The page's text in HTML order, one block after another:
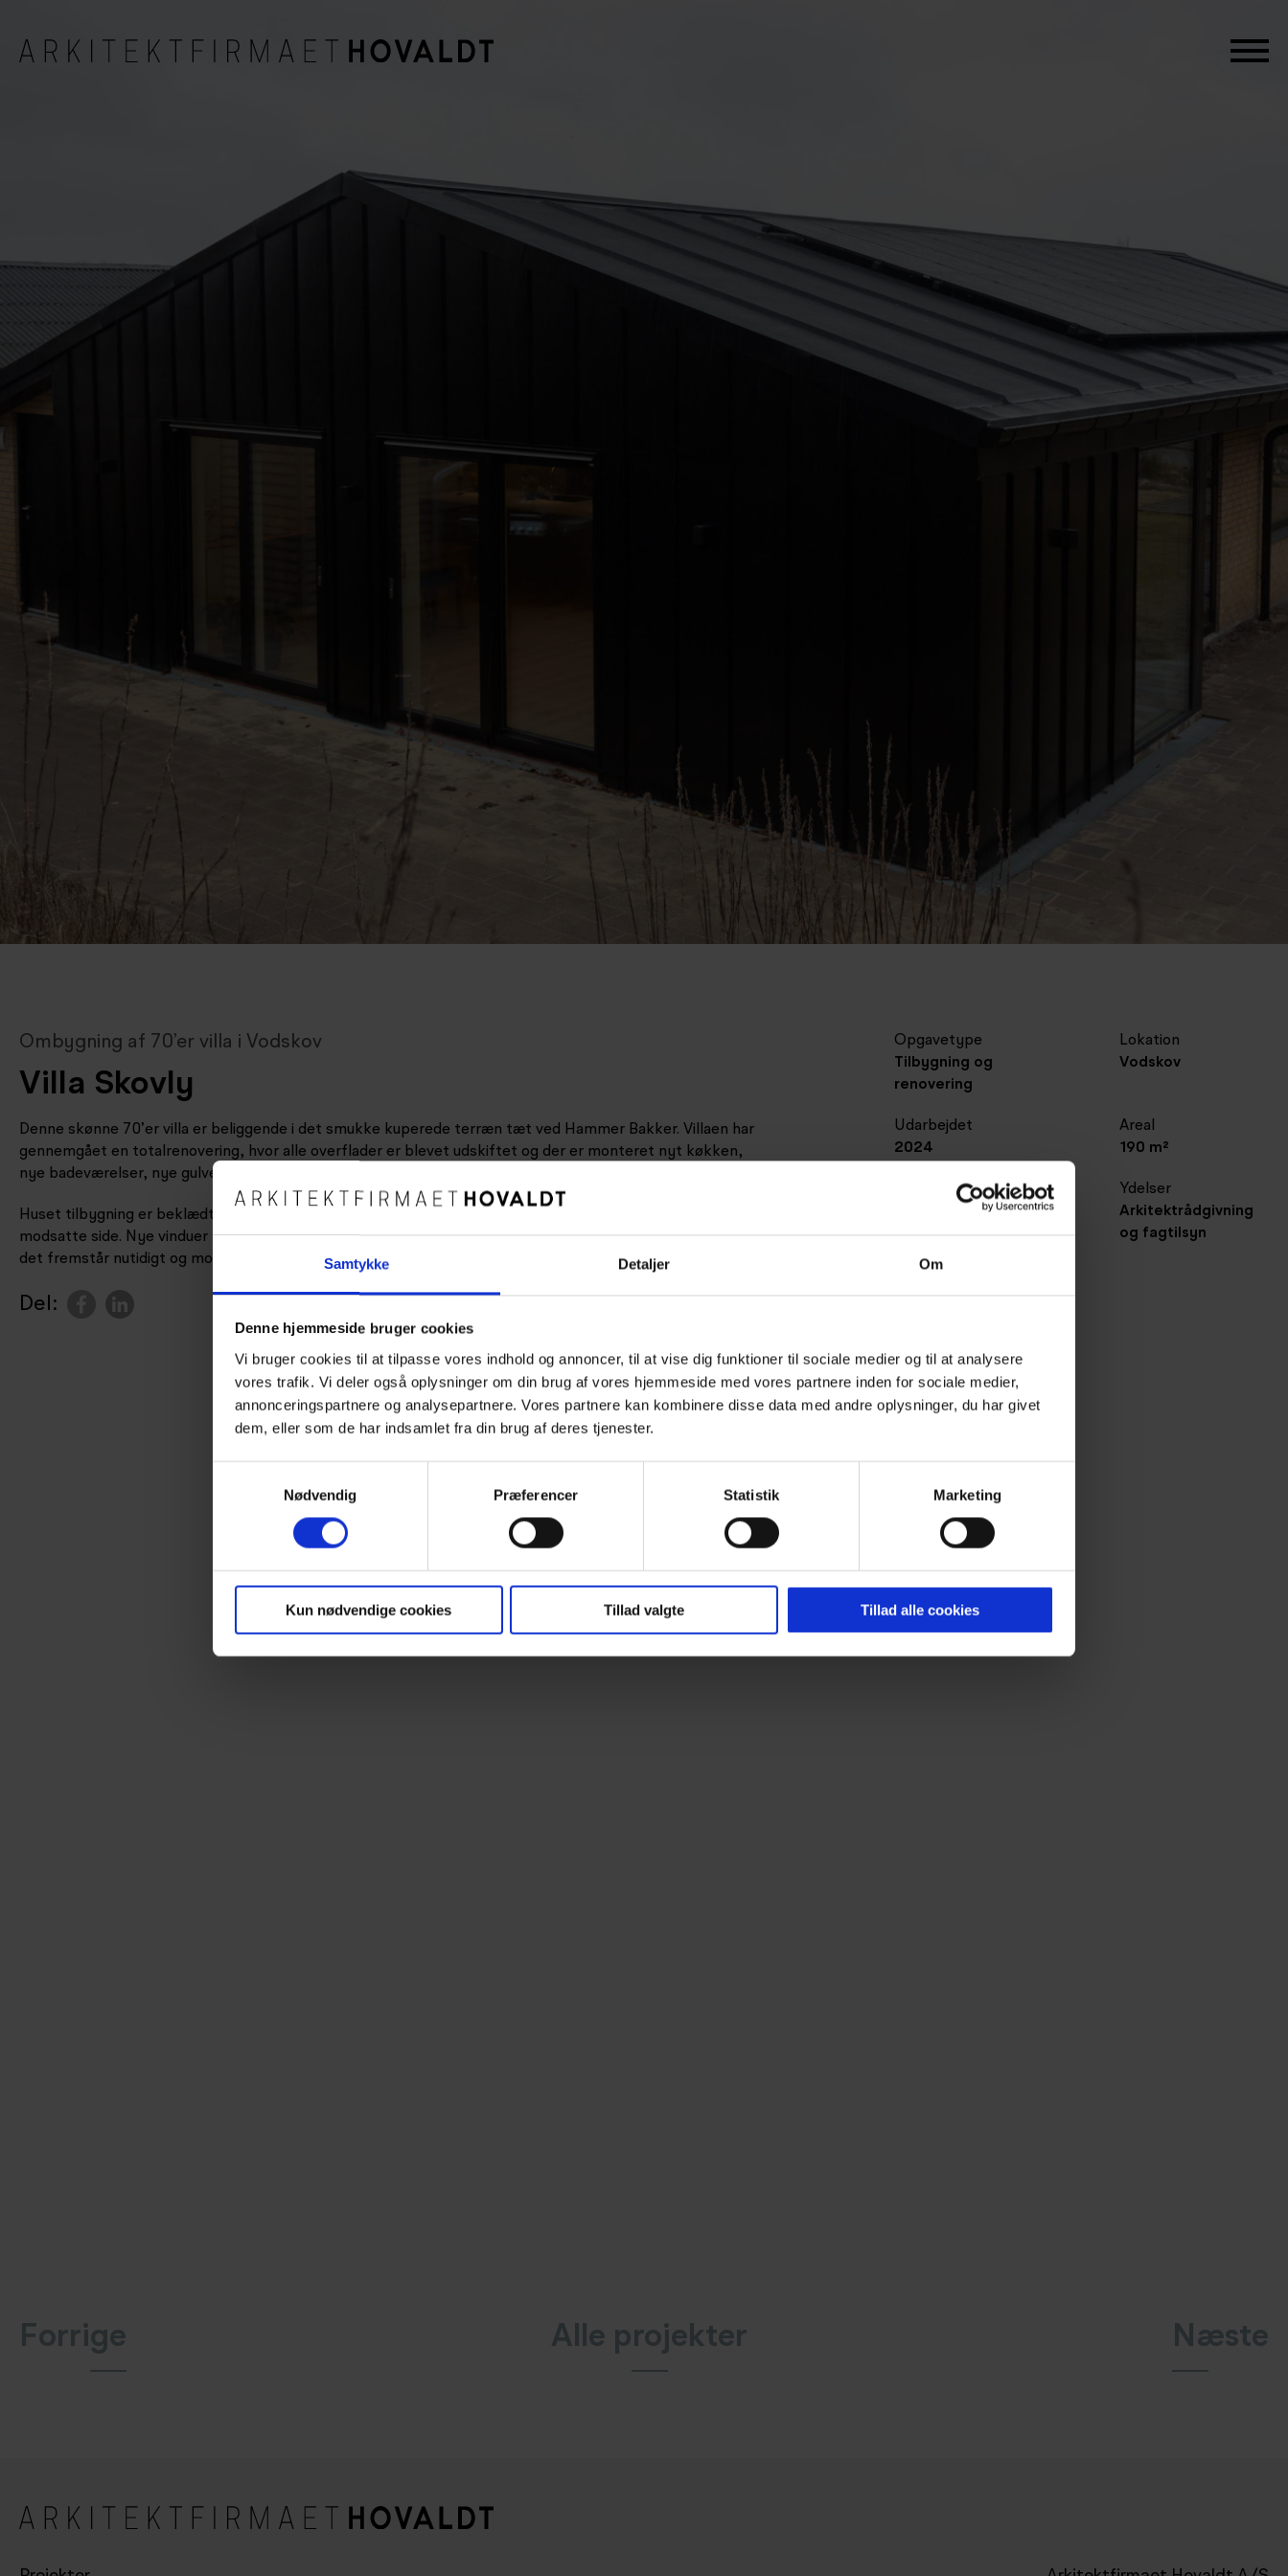
Samtykke Detaljer Om
Denne hjemmeside bruger cookies
Vi bruger cookies til at tilpasse vores indhold og annoncer, til at vise dig funktioner til sociale medier og til at analysere
vores trafik. Vi deler også oplysninger om din brug af vores hjemmeside med vores partnere inden for sociale medier,
annonceringspartnere og analysepartnere. Vores partnere kan kombinere disse data med andre oplysninger, du har givet
dem, eller som de har indsamlet fra din brug af deres tjenester.
Nødvendig
Præferencer Statistik Marketing
Kun nødvendige cookies Tillad valgte Tillad alle cookies
Ombygning af 70’er villa i Vodskov
Villa Skovly
Denne skønne 70’er villa er beliggende i det smukke kuperede terræn tæt ved Hammer Bakker. Villaen har
gennemgået en totalrenovering, hvor alle overflader er blevet udskiftet og der er monteret nyt køkken,
nye badeværelser, nye gulve, nye lofter m.m.
Huset tilbygning er beklædt med sorte stålpaneler, som også er den nye gavlbeklædning på husets
modsatte side. Nye vinduer med sorte rammer binder hele facaden sammen og har ændret husets udtryk så
det fremstår nutidigt og moderne.
Del:
Opgavetype
Tilbygning og
renovering
Lokation
Vodskov
Udarbejdet
2024
Areal
190 m²
Bygherre
Ydelser
Arkitektrådgivning
og fagtilsyn
Forrige Alle projekter Næste